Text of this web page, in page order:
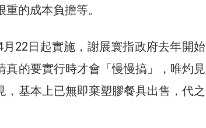
的成本負擔等。
22日起實施，謝展寰指政府去年開始
真的要實行時才會「慢慢搞」，唯灼見
基本上已無即棄塑膠餐具出售，代之